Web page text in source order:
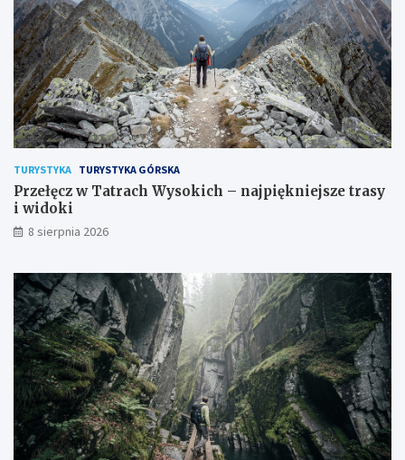
TURYSTYKA TURYSTYKA GÓRSKA
Przełęcz w Tatrach Wysokich – najpiękniejsze trasy
i widoki
8 sierpnia 2026